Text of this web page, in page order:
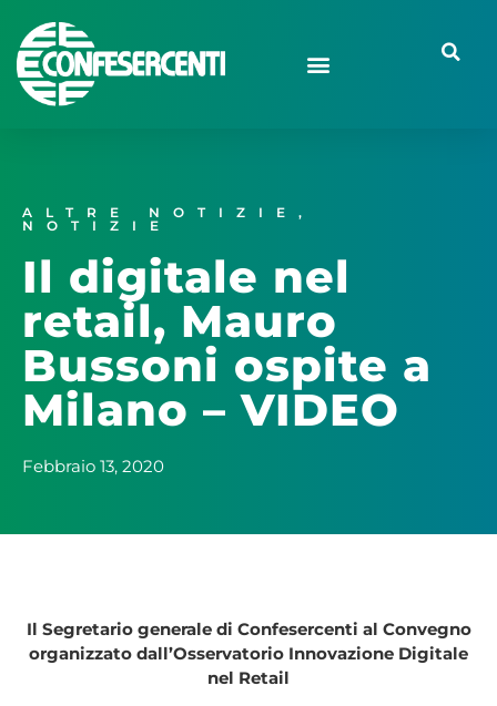
ALTRE NOTIZIE ,
NOTIZIE
Il digitale nel
retail, Mauro
Bussoni ospite a
Milano – VIDEO
Febbraio 13, 2020
Il Segretario generale di Confesercenti al Convegno
organizzato dall’Osservatorio Innovazione Digitale
nel Retail